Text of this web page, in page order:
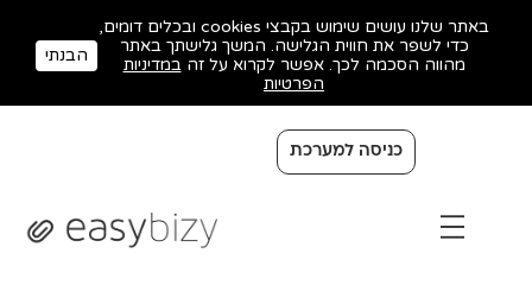
כניסה למערכת
באתר שלנו עושים שימוש בקבצי cookies ובכלים דומים,
כדי לשפר את חווית הגלישה. המשך גלישתך באתר
מהווה הסכמה לכך. אפשר לקרוא על זהבמדיניות
הפרטיות
הבנתי